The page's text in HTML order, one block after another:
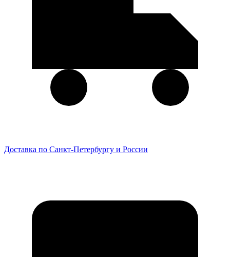
Доставка по Санкт-Петербургу и России